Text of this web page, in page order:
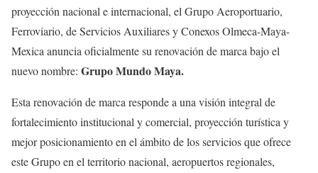
proyección nacional e internacional, el Grupo Aeroportuario,
Ferroviario, de Servicios Auxiliares y Conexos Olmeca-Maya-
Mexica anuncia oficialmente su renovación de marca bajo el
nuevo nombre: Grupo Mundo Maya.
Esta renovación de marca responde a una visión integral de
fortalecimiento institucional y comercial, proyección turística y
mejor posicionamiento en el ámbito de los servicios que ofrece
este Grupo en el territorio nacional, aeropuertos regionales,